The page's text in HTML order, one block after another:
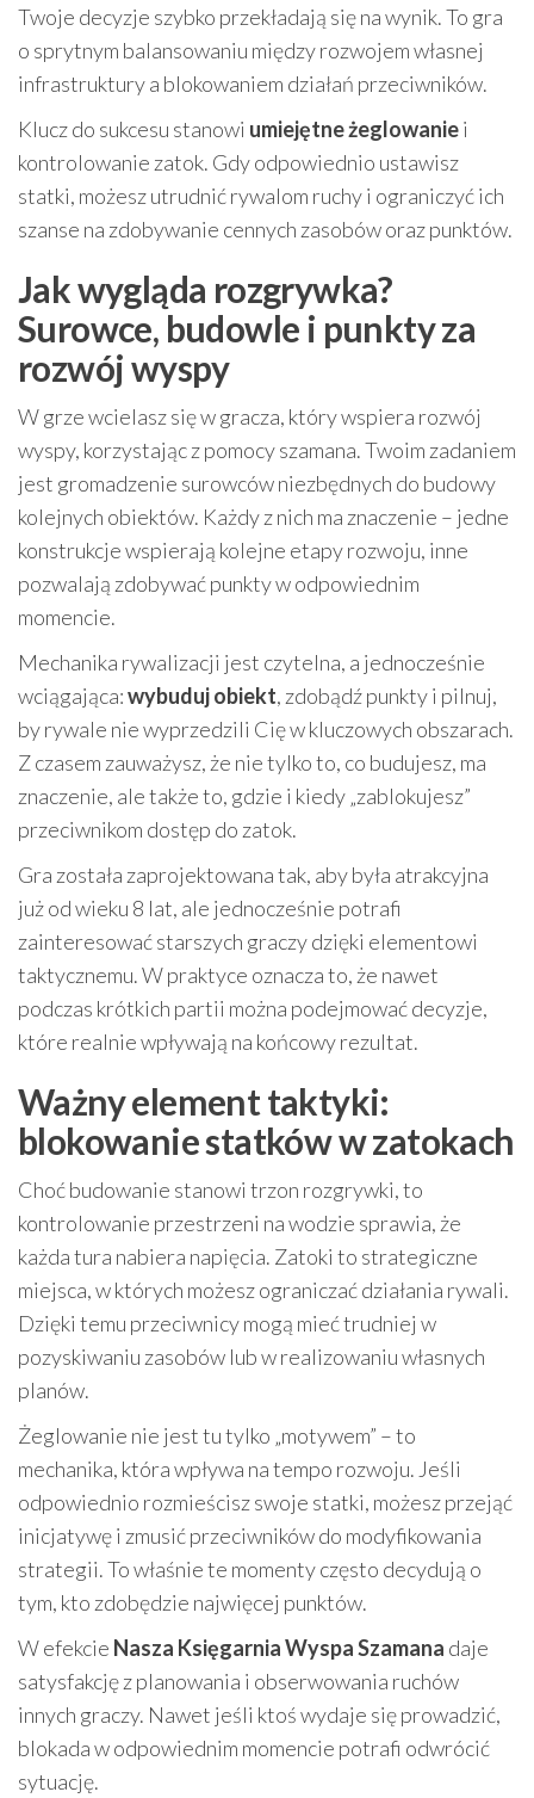
Twoje decyzje szybko przekładają się na wynik. To gra
o sprytnym balansowaniu między rozwojem własnej
infrastruktury a blokowaniem działań przeciwników.
Klucz do sukcesu stanowi umiejętne żeglowaniei
kontrolowanie zatok. Gdy odpowiednio ustawisz
statki, możesz utrudnić rywalom ruchy i ograniczyć ich
szanse na zdobywanie cennych zasobów oraz punktów.
Jak wygląda rozgrywka?
Surowce, budowle i punkty za
rozwój wyspy
W grze wcielasz się w gracza, który wspiera rozwój
wyspy, korzystając z pomocy szamana. Twoim zadaniem
jest gromadzenie surowców niezbędnych do budowy
kolejnych obiektów. Każdy z nich ma znaczenie – jedne
konstrukcje wspierają kolejne etapy rozwoju, inne
pozwalają zdobywać punkty w odpowiednim
momencie.
Mechanika rywalizacji jest czytelna, a jednocześnie
wciągająca:wybuduj obiekt, zdobądź punkty i pilnuj,
by rywale nie wyprzedzili Cię w kluczowych obszarach.
Z czasem zauważysz, że nie tylko to, co budujesz, ma
znaczenie, ale także to, gdzie i kiedy „zablokujesz”
przeciwnikom dostęp do zatok.
Gra została zaprojektowana tak, aby była atrakcyjna
już od wieku 8 lat, ale jednocześnie potrafi
zainteresować starszych graczy dzięki elementowi
taktycznemu. W praktyce oznacza to, że nawet
podczas krótkich partii można podejmować decyzje,
które realnie wpływają na końcowy rezultat.
Ważny element taktyki:
blokowanie statków w zatokach
Choć budowanie stanowi trzon rozgrywki, to
kontrolowanie przestrzeni na wodzie sprawia, że
każda tura nabiera napięcia. Zatoki to strategiczne
miejsca, w których możesz ograniczać działania rywali.
Dzięki temu przeciwnicy mogą mieć trudniej w
pozyskiwaniu zasobów lub w realizowaniu własnych
planów.
Żeglowanie nie jest tu tylko „motywem” – to
mechanika, która wpływa na tempo rozwoju. Jeśli
odpowiednio rozmieścisz swoje statki, możesz przejąć
inicjatywę i zmusić przeciwników do modyfikowania
strategii. To właśnie te momenty często decydują o
tym, kto zdobędzie najwięcej punktów.
W efekcie Nasza Księgarnia Wyspa Szamana daje
satysfakcję z planowania i obserwowania ruchów
innych graczy. Nawet jeśli ktoś wydaje się prowadzić,
blokada w odpowiednim momencie potrafi odwrócić
sytuację.